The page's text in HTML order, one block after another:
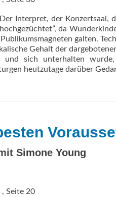
Interpret, der Konzertsaal,
da
galten.
Gehalt der
und sich unterhalten
heutzutage darüber
Simone Young
, Seite 20